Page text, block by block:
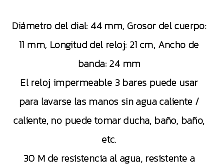
Diámetro del dial: 44 mm, Grosor del cuerpo:
11 mm, Longitud del reloj: 21 cm, Ancho de
banda: 24 mm
El reloj impermeable 3 bares puede usar
para lavarse las manos sin agua caliente /
caliente, no puede tomar ducha, baño, baño,
etc.
30 M de resistencia al agua, resistente a